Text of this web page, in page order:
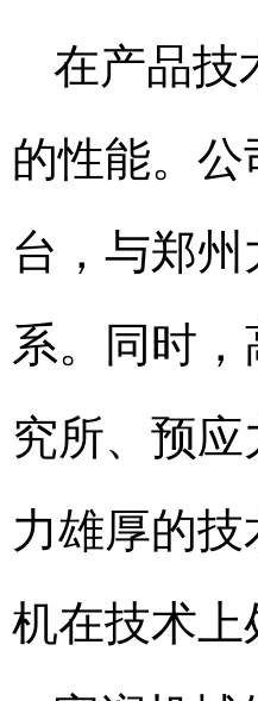
在产品技
的性能。
台，与郑
系。同时
究所、预
力雄厚的
机在技术上